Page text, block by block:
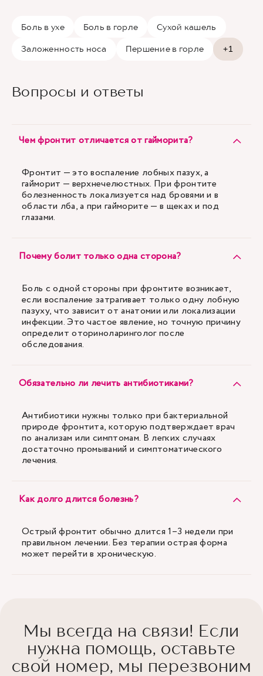
Боль в ухе Боль в горле Сухой кашель
Заложенность носа Першение в горле +1
Вопросы и ответы
Чем фронтит отличается от гайморита?
Фронтит — это воспаление лобных пазух, а
гайморит — верхнечелюстных. При фронтите
болезненность локализуется над бровями и в
области лба, а при гайморите — в щеках и под
глазами.
Почему болит только одна сторона?
Боль с одной стороны при фронтите возникает,
если воспаление затрагивает только одну лобную
пазуху, что зависит от анатомии или локализации
инфекции. Это частое явление, но точную причину
определит оториноларинголог после
обследования.
Обязательно ли лечить антибиотиками?
Антибиотики нужны только при бактериальной
природе фронтита, которую подтверждает врач
по анализам или симптомам. В легких случаях
достаточно промываний и симптоматического
лечения.
Как долго длится болезнь?
Острый фронтит обычно длится 1–3 недели при
правильном лечении. Без терапии острая форма
может перейти в хроническую.
Мы всегда на связи! Если
нужна помощь, оставьте
свой номер, мы перезвоним